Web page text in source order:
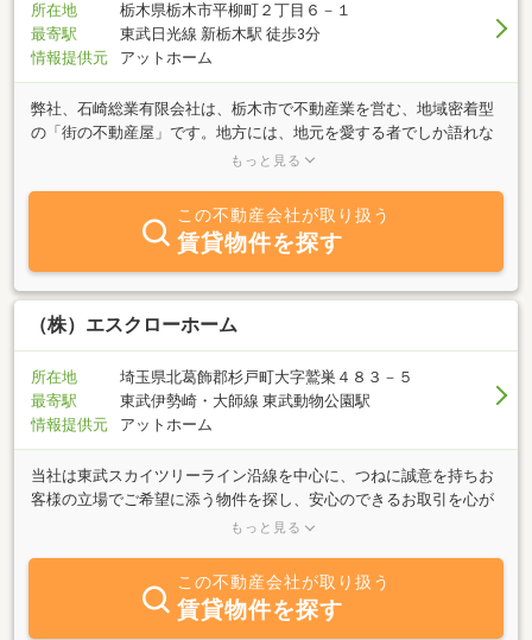
所在地
栃木県栃木市平柳町２丁目６－１
最寄駅
東武日光線 新栃木駅 徒歩3分
情報提供元
アットホーム
弊社、石崎総業有限会社は、栃木市で不動産業を営む、地域密着型
の「街の不動産屋」です。地方には、地元を愛する者でしか語れな
い不動産物件のストーリーがたくさんあります。お部屋を探す皆さ
であり使命であります。また、地域における「住み続けたい街づく
り」「帰りたいと思える街づくり」に少しでも貢献し、快適な住環
境を、最高のサービスを提供してまいりたいと考えております。本
当に安心して暮らせるお部屋はどこにあるか？出来る限りの回答
を、スタッフ一丸となって探してまいります。
もっと見る
この不動産会社が取り扱う
賃貸物件を探す
（株）エスクローホーム
所在地
埼玉県北葛飾郡杉戸町大字鷲巣４８３－５
最寄駅
東武伊勢崎・大師線 東武動物公園駅
情報提供元
アットホーム
当社は東武スカイツリーライン沿線を中心に、つねに誠意を持ちお
客様の立場でご希望に添う物件を探し、安心のできるお取引を心が
けております。購入や売却、借りたい方や貸したい方、またはロー
もっと見る
この不動産会社が取り扱う
賃貸物件を探す